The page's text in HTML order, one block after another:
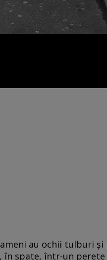
au ochii tulburi
în spate, într-un